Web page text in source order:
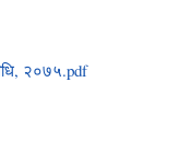
२०७५.pdf